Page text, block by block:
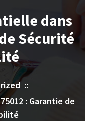
dans
Sécurité
::
: Garantie de